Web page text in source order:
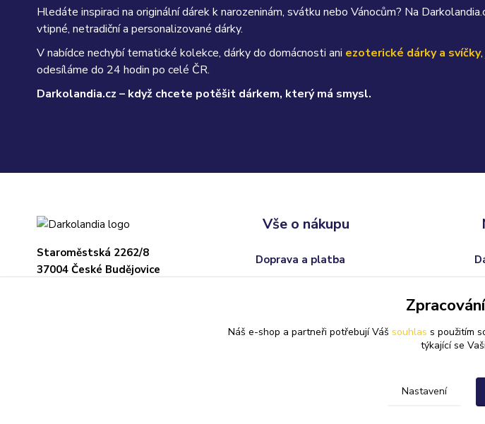
Hledáte inspiraci na originální dárek k narozeninám, svátku nebo Vánocům? Na
vtipné, netradiční a personalizované dárky.
V nabídce nechybí tematické kolekce, dárky do domácnosti ani ezoterické dárky a svíčky
odesíláme do 24 hodin po celé ČR.
Darkolandia.cz – když chcete potěšit dárkem, který má smysl.
Staroměstská 2262/8
37004 České Budějovice
Vše o nákupu
Doprava a platba
Náš e-shop a partneři potřebují Váš souhlas s použitím
týkající se
Nastavení